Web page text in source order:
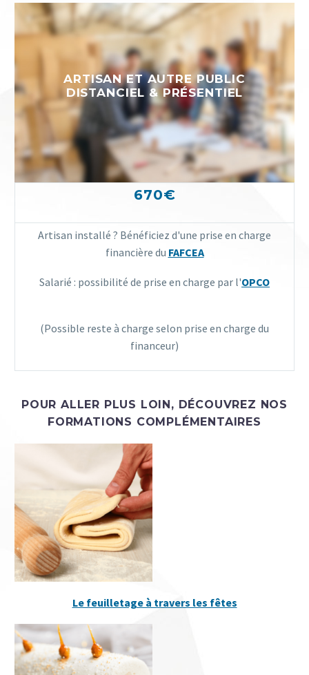
ARTISAN ET AUTRE PUBLIC
DISTANCIEL & PRÉSENTIEL
670€
Artisan installé ? Bénéficiez d'une prise en charge
financière du FAFCEA
Salarié : possibilité de prise en charge par l'OPCO
(Possible reste à charge selon prise en charge du
financeur)
POUR ALLER PLUS LOIN, DÉCOUVREZ NOS
FORMATIONS COMPLÉMENTAIRES
Le feuilletage à travers les fêtes